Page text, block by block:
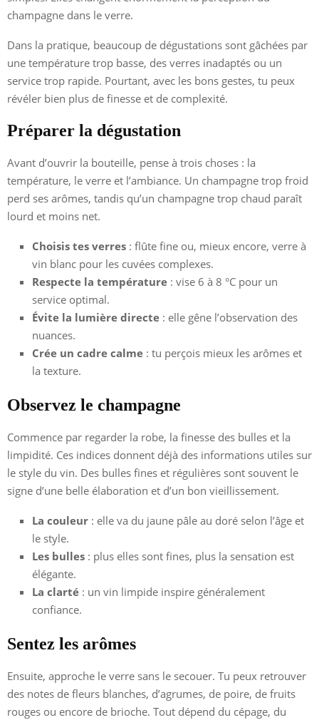
champagne dans le verre.
Dans la pratique, beaucoup de dégustations sont gâchées par
une température trop basse, des verres inadaptés ou un
service trop rapide. Pourtant, avec les bons gestes, tu peux
révéler bien plus de finesse et de complexité.
Préparer la dégustation
Avant d’ouvrir la bouteille, pense à trois choses : la
température, le verre et l’ambiance. Un champagne trop froid
perd ses arômes, tandis qu’un champagne trop chaud paraît
lourd et moins net.
Choisis tes verres : flûte fine ou, mieux encore, verre à
vin blanc pour les cuvées complexes.
Respecte la température : vise 6 à 8 °C pour un
service optimal.
Évite la lumière directe : elle gêne l’observation des
nuances.
Crée un cadre calme : tu perçois mieux les arômes et
la texture.
Observez le champagne
Commence par regarder la robe, la finesse des bulles et la
limpidité. Ces indices donnent déjà des informations utiles sur
le style du vin. Des bulles fines et régulières sont souvent le
signe d’une belle élaboration et d’un bon vieillissement.
La couleur : elle va du jaune pâle au doré selon l’âge et
le style.
Les bulles : plus elles sont fines, plus la sensation est
élégante.
La clarté : un vin limpide inspire généralement
confiance.
Sentez les arômes
Ensuite, approche le verre sans le secouer. Tu peux retrouver
des notes de fleurs blanches, d’agrumes, de poire, de fruits
rouges ou encore de brioche. Tout dépend du cépage, du